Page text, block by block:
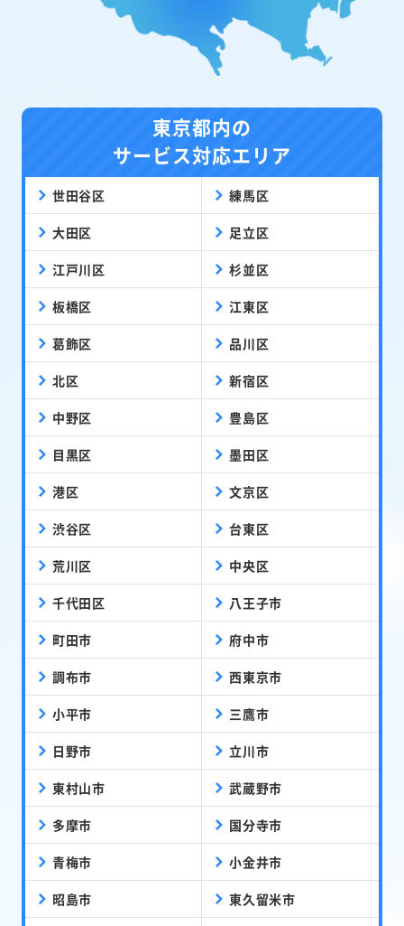
東京都内の
サービス対応エリア
世田谷区 練馬区
大田区 足立区
江戸川区 杉並区
板橋区 江東区
葛飾区 品川区
北区 新宿区
中野区 豊島区
目黒区 墨田区
港区 文京区
渋谷区 台東区
荒川区 中央区
千代田区 八王子市
町田市 府中市
調布市 西東京市
小平市 三鷹市
日野市 立川市
東村山市 武蔵野市
多摩市 国分寺市
青梅市 小金井市
昭島市 東久留米市